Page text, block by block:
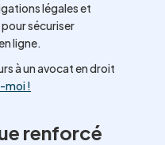
légales et
sécuriser
ligne.
à un avocat en droit
!
renforcé